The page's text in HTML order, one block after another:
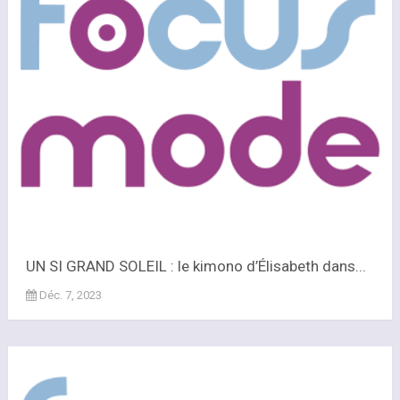
UN SI GRAND SOLEIL : le kimono d’Élisabeth dans...
Déc. 7, 2023